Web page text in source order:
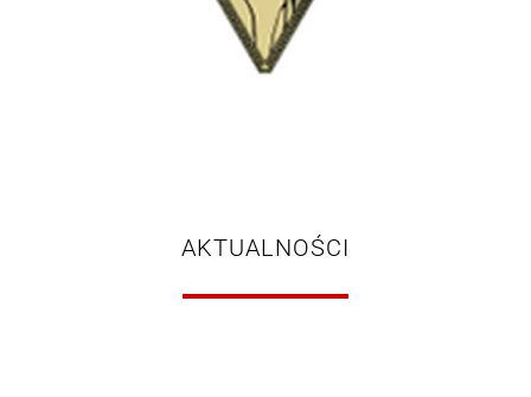
AKTUALNOŚCI